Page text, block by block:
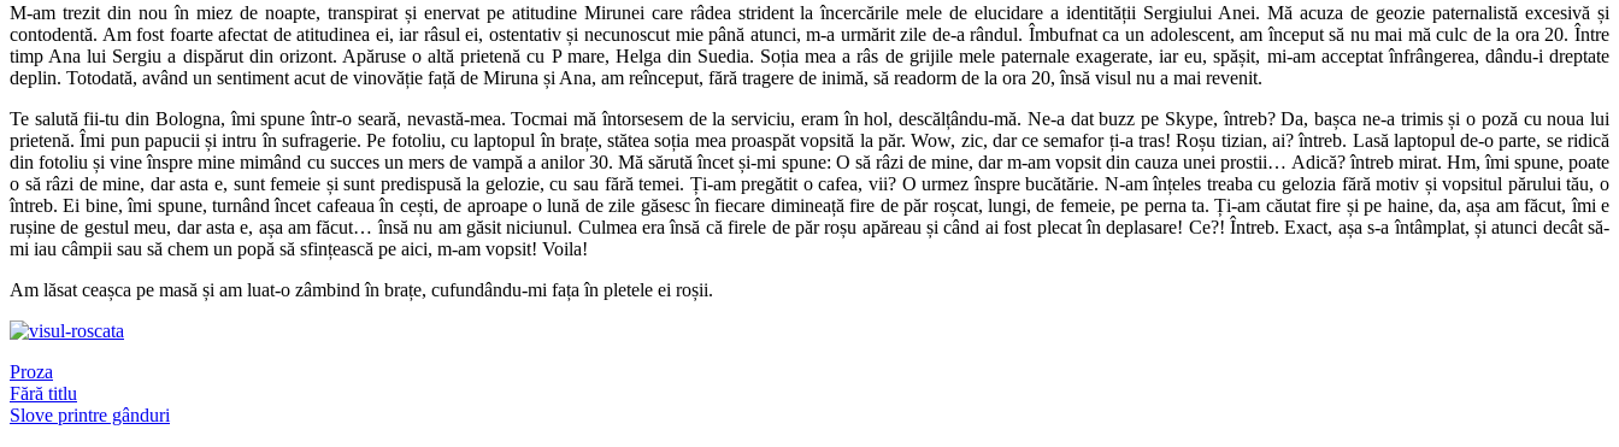
M-am trezit din nou în miez de noapte, transpirat și enervat pe atitudine Mirunei care râdea strident la încercările mele de elucidare a identității Sergiului Anei. Mă acuza de geozie paternalistă excesivă și
contodentă. Am fost foarte afectat de atitudinea ei, iar râsul ei, ostentativ și necunoscut mie până atunci, m-a urmărit zile de-a rândul. Îmbufnat ca un adolescent, am început să nu mai mă culc de la ora 20. Între
timp Ana lui Sergiu a dispărut din orizont. Apăruse o altă prietenă cu P mare, Helga din Suedia. Soția mea a râs de grijile mele paternale exagerate, iar eu, spășit, mi-am acceptat înfrângerea, dându-i dreptate
deplin. Totodată, având un sentiment acut de vinovăție față de Miruna și Ana, am reînceput, fără tragere de inimă, să readorm de la ora 20, însă visul nu a mai revenit.
Te salută fii-tu din Bologna, îmi spune într-o seară, nevastă-mea. Tocmai mă întorsesem de la serviciu, eram în hol, descălțându-mă. Ne-a dat buzz pe Skype, întreb? Da, bașca ne-a trimis și o poză cu noua lui
prietenă. Îmi pun papucii și intru în sufragerie. Pe fotoliu, cu laptopul în brațe, stătea soția mea proaspăt vopsită la păr. Wow, zic, dar ce semafor ți-a tras! Roșu tizian, ai? întreb. Lasă laptopul de-o parte, se ridică
din fotoliu și vine înspre mine mimând cu succes un mers de vampă a anilor 30. Mă sărută încet și-mi spune: O să râzi de mine, dar m-am vopsit din cauza unei prostii… Adică? întreb mirat. Hm, îmi spune, poate
o să râzi de mine, dar asta e, sunt femeie și sunt predispusă la gelozie, cu sau fără temei. Ți-am pregătit o cafea, vii? O urmez înspre bucătărie. N-am înțeles treaba cu gelozia fără motiv și vopsitul părului tău, o
întreb. Ei bine, îmi spune, turnând încet cafeaua în cești, de aproape o lună de zile găsesc în fiecare dimineață fire de păr roșcat, lungi, de femeie, pe perna ta. Ți-am căutat fire și pe haine, da, așa am făcut, îmi e
rușine de gestul meu, dar asta e, așa am făcut… însă nu am găsit niciunul. Culmea era însă că firele de păr roșu apăreau și când ai fost plecat în deplasare! Ce?! Întreb. Exact, așa s-a întâmplat, și atunci decât să-
mi iau câmpii sau să chem un popă să sfințească pe aici, m-am vopsit! Voila!
Am lăsat ceașca pe masă și am luat-o zâmbind în brațe, cufundându-mi fața în pletele ei roșii.
Proza
Post
navigation
Fără titlu
Slove printre gânduri